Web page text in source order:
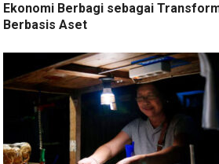
Ekonomi Berbagi sebagai
Berbasis Aset